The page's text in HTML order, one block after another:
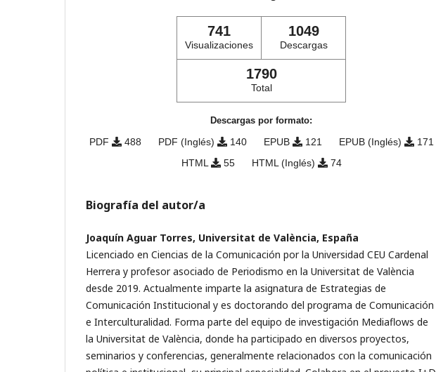
741
Visualizaciones
1049
Descargas
1790
Total
Descargas por formato:
PDF 488 PDF (Inglés) 140 EPUB 121 EPUB (Inglés)
171
HTML
55 HTML (Inglés) 74
Biografía del autor/a
Joaquín Aguar Torres, Universitat de València, España
Licenciado en Ciencias de la Comunicación por la Universidad CEU Cardenal
Herrera y profesor asociado de Periodismo en la Universitat de València
desde 2019. Actualmente imparte la asignatura de Estrategias de
Comunicación Institucional y es doctorando del programa de Comunicación
e Interculturalidad. Forma parte del equipo de investigación Mediaflows de
la Universitat de València, donde ha participado en diversos proyectos,
seminarios y conferencias, generalmente relacionados con la comunicación